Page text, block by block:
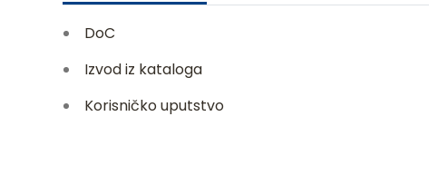
DoC
Izvod iz kataloga
Korisničko uputstvo